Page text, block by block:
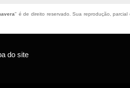
" é de direito reservado. Sua reprodução,
do site